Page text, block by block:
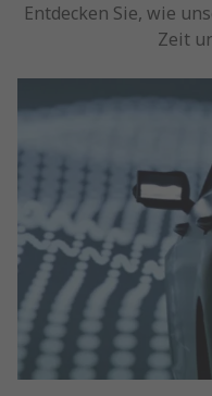
Entdecken Sie, wie
Zeit